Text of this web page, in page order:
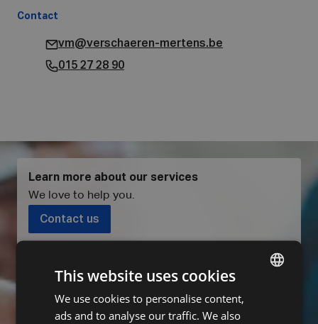
Contact
vm@verschaeren-mertens.be
015 27 28 90
Learn more about our services
We love to help you.
Contact us
Subscribe to the newsletter of Verschaeren &
Mertens
Name
This website uses cookies
We use cookies to personalise content,
ads and to analyse our traffic. We also